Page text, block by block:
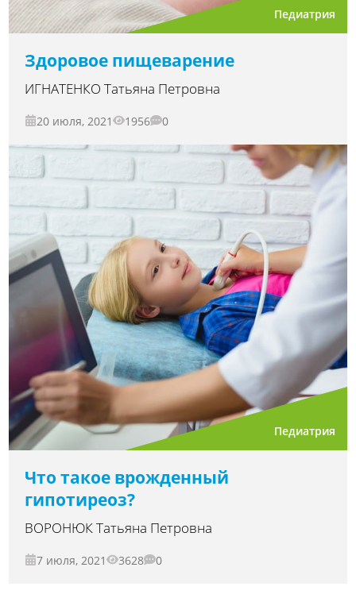
Педиатрия
Здоровое пищеварение
ИГНАТЕНКО Татьяна Петровна
20 июля, 2021 1956 0
Педиатрия
Что такое врожденный
гипотиреоз?
ВОРОНЮК Татьяна Петровна
7 июля, 2021 3628 0